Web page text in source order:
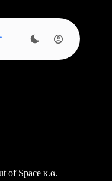
of Space κ.α.